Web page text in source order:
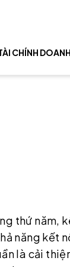
CHÍNH
thứ năm,
năng kết
là cải